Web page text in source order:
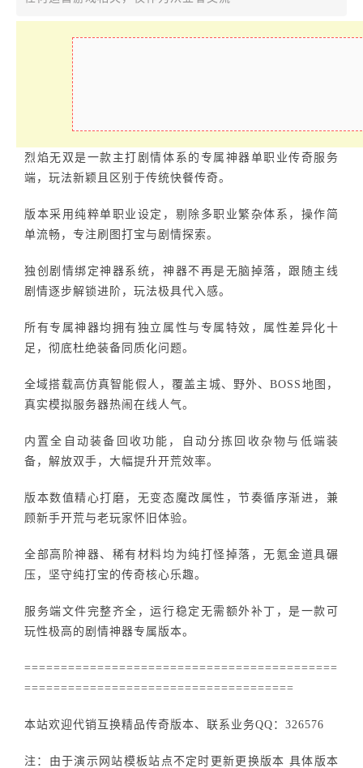
烈焰无双是一款主打剧情体系的专属神器单职业传奇服务
端，玩法新颖且区别于传统快餐传奇。
版本采用纯粹单职业设定，剔除多职业繁杂体系，操作简
单流畅，专注刷图打宝与剧情探索。
独创剧情绑定神器系统，神器不再是无脑掉落，跟随主线
剧情逐步解锁进阶，玩法极具代入感。
所有专属神器均拥有独立属性与专属特效，属性差异化十
足，彻底杜绝装备同质化问题。
全域搭载高仿真智能假人，覆盖主城、野外、BOSS地图，
真实模拟服务器热闹在线人气。
内置全自动装备回收功能，自动分拣回收杂物与低端装
备，解放双手，大幅提升开荒效率。
版本数值精心打磨，无变态魔改属性，节奏循序渐进，兼
顾新手开荒与老玩家怀旧体验。
全部高阶神器、稀有材料均为纯打怪掉落，无氪金道具碾
压，坚守纯打宝的传奇核心乐趣。
服务端文件完整齐全，运行稳定无需额外补丁，是一款可
玩性极高的剧情神器专属版本。
===========================================
=====================================
本站欢迎代销互换精品传奇版本、联系业务QQ：326576
注：由于演示网站模板站点不定时更新更换版本 具体版本